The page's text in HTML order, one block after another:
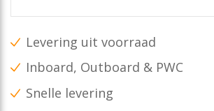
Levering uit voorraad
Inboard, Outboard & PWC
Snelle levering